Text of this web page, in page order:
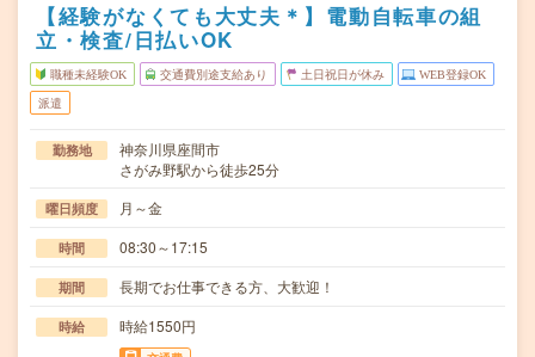
【経験がなくても大丈夫＊】電動自転車の組
立・検査/日払いOK
職種未経験OK 交通費別途支給あり 土日祝日が休み WEB登録OK
派遣
勤務地
神奈川県座間市
さがみ野駅から徒歩25分
曜日頻度 月～金
時間 08:30～17:15
期間 長期でお仕事できる方、大歓迎！
時給 時給1550円